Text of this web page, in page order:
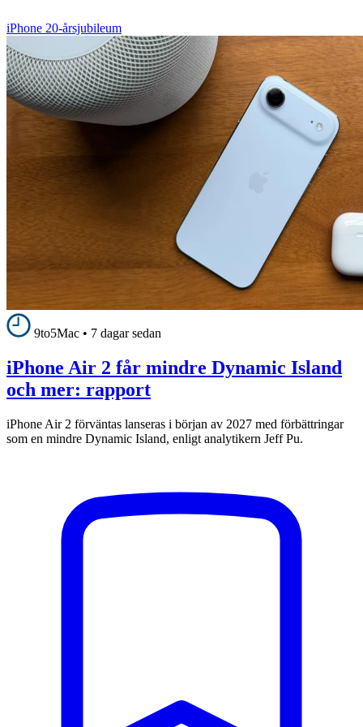
iPhone 20-årsjubileum
9to5Mac • 7 dagar sedan
iPhone Air 2 får mindre Dynamic Island
och mer: rapport
iPhone Air 2 förväntas lanseras i början av 2027 med förbättringar
som en mindre Dynamic Island, enligt analytikern Jeff Pu.